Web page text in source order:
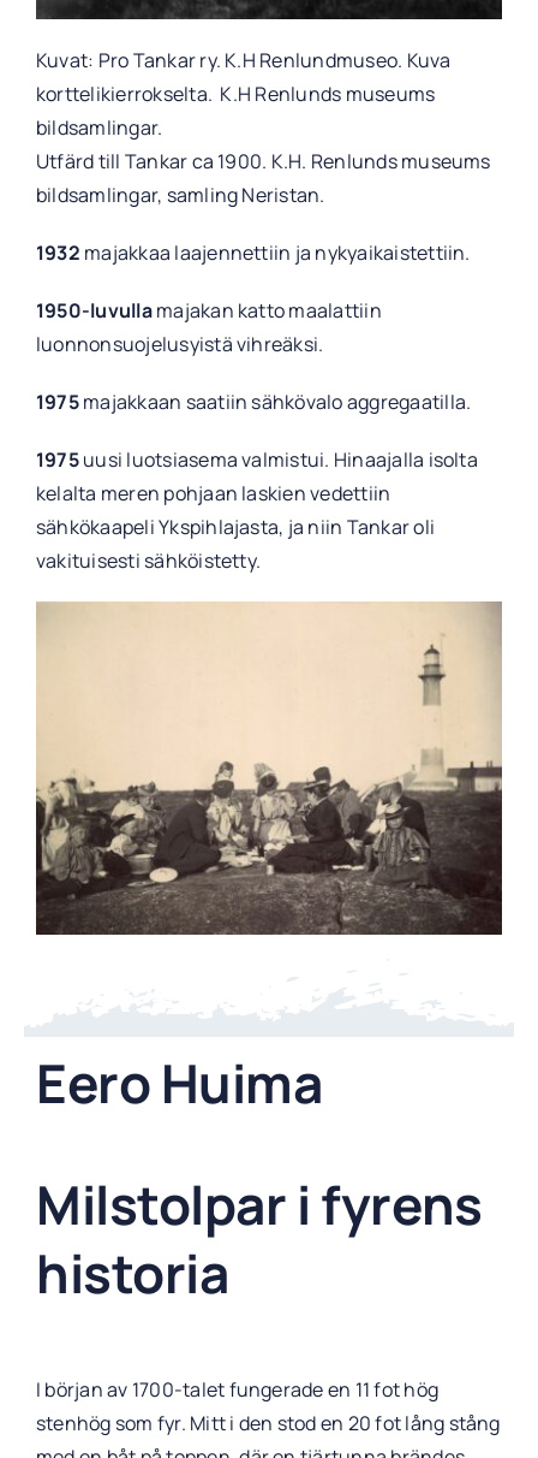
Kuvat: Pro Tankar ry. K.H Renlundmuseo. Kuva
korttelikierrokselta. K.H Renlunds museums
bildsamlingar.
Utfärd till Tankar ca 1900. K.H. Renlunds museums
bildsamlingar, samling Neristan.
1932 majakkaa laajennettiin ja nykyaikaistettiin.
1950-luvullamajakan katto maalattiin
luonnonsuojelusyistä vihreäksi.
1975majakkaan saatiin sähkövalo aggregaatilla.
1975uusi luotsiasema valmistui. Hinaajalla isolta
kelalta meren pohjaan laskien vedettiin
sähkökaapeli Ykspihlajasta, ja niin Tankar oli
vakituisesti sähköistetty.
Eero Huima
Milstolpar i fyrens
historia
I början av 1700-talet fungerade en 11 fot hög
stenhög som fyr. Mitt i den stod en 20 fot lång stång